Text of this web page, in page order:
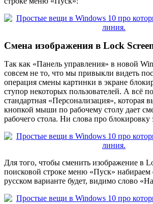
Смена изображения в Lock
Так как «Панель управления» в новой
совсем не то, что мы привыкли видеть
операция смены картинки в экране
ступор некоторых пользователей. А всё
стандартная «Персонализация», которая
кнопкой мыши по рабочему столу дает
рабочего стола. Ни слова про блокировку
Для того, чтобы сменить изображение в
поисковой строке меню «Пуск» набираем
русском варианте будет, видимо слово